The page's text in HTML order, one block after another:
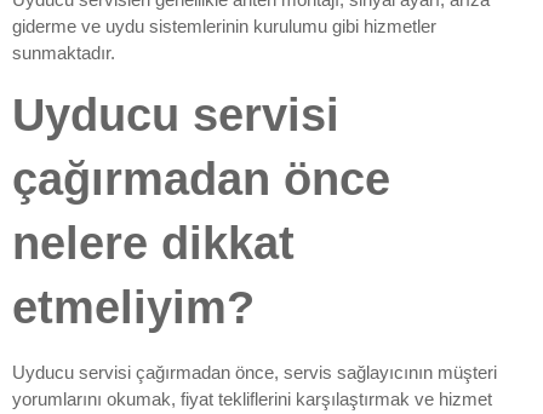
giderme ve uydu sistemlerinin kurulumu gibi hizmetler
sunmaktadır.
Uyducu servisi
çağırmadan önce
nelere dikkat
etmeliyim?
Uyducu servisi çağırmadan önce, servis sağlayıcının müşteri
yorumlarını okumak, fiyat tekliflerini karşılaştırmak ve hizmet